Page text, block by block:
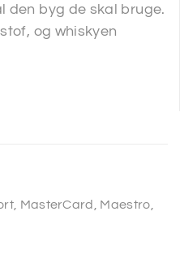
den byg de skal bruge.
og whiskyen
MasterCard, Maestro,